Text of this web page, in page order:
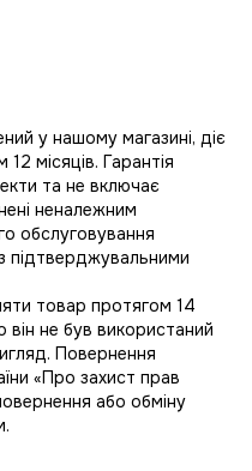
у нашому магазині, діє
місяців. Гарантія
та не включає
неналежним
обслуговування
підтверджувальними
товар протягом 14
не був використаний
Повернення
«Про захист прав
або обміну